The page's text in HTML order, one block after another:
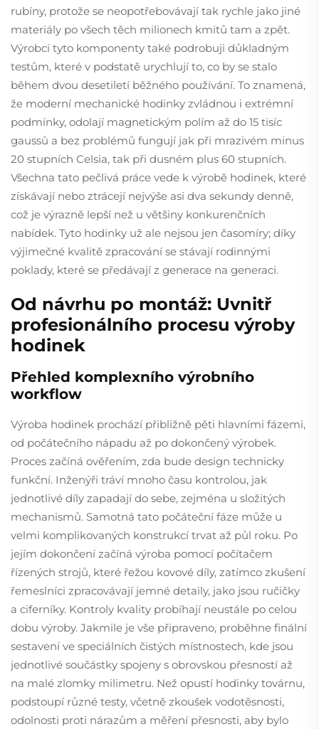
rubíny, protože se neopotřebovávají tak rychle jako jiné
materiály po všech těch milionech kmitů tam a zpět.
Výrobci tyto komponenty také podrobuji důkladným
testům, které v podstatě urychlují to, co by se stalo
během dvou desetiletí běžného používání. To znamená,
že moderní mechanické hodinky zvládnou i extrémní
podmínky, odolají magnetickým polím až do 15 tisíc
gaussů a bez problémů fungují jak při mrazivém minus
20 stupních Celsia, tak při dusném plus 60 stupních.
Všechna tato pečlivá práce vede k výrobě hodinek, které
získávají nebo ztrácejí nejvýše asi dva sekundy denně,
což je výrazně lepší než u většiny konkurenčních
nabídek. Tyto hodinky už ale nejsou jen časomíry; díky
výjimečné kvalitě zpracování se stávají rodinnými
poklady, které se předávají z generace na generaci.
Od návrhu po montáž: Uvnitř
profesionálního procesu výroby
hodinek
Přehled komplexního výrobního
workflow
Výroba hodinek prochází přibližně pěti hlavními fázemi,
od počátečního nápadu až po dokončený výrobek.
Proces začíná ověřením, zda bude design technicky
funkční. Inženýři tráví mnoho času kontrolou, jak
jednotlivé díly zapadají do sebe, zejména u složitých
mechanismů. Samotná tato počáteční fáze může u
velmi komplikovaných konstrukcí trvat až půl roku. Po
jejím dokončení začíná výroba pomocí počítačem
řízených strojů, které řežou kovové díly, zatímco zkušení
řemeslníci zpracovávají jemné detaily, jako jsou ručičky
a ciferníky. Kontroly kvality probíhají neustále po celou
dobu výroby. Jakmile je vše připraveno, proběhne finální
sestavení ve speciálních čistých místnostech, kde jsou
jednotlivé součástky spojeny s obrovskou přesností až
na malé zlomky milimetru. Než opustí hodinky továrnu,
podstoupí různé testy, včetně zkoušek vodotěsnosti,
odolnosti proti nárazům a měření přesnosti, aby bylo